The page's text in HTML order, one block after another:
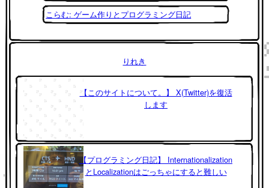
こらむ: ゲーム作りとプログラミング日記
りれき
【このサイトについて。】 X(Twitter)を復活
します
【プログラミング日記】 Internationalization
とLocalizationはごっちゃにすると難しい